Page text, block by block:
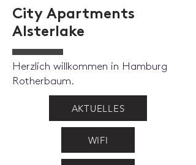
City Apartments
Alsterlake
Herzlich willkommen in Hamburg
Rotherbaum.
AKTUELLES
WIFI